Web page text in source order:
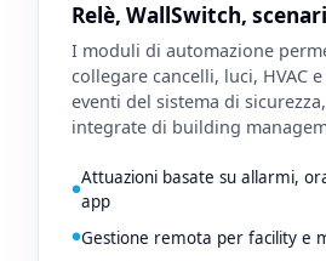
Relè, WallSwitch,
I moduli di automazione
collegare cancelli, luci, HVAC
eventi del sistema di
integrate di building
Attuazioni basate su allarmi,
app
Gestione remota per facility e